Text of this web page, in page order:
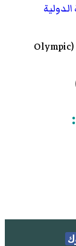
الدولية
(Olympic